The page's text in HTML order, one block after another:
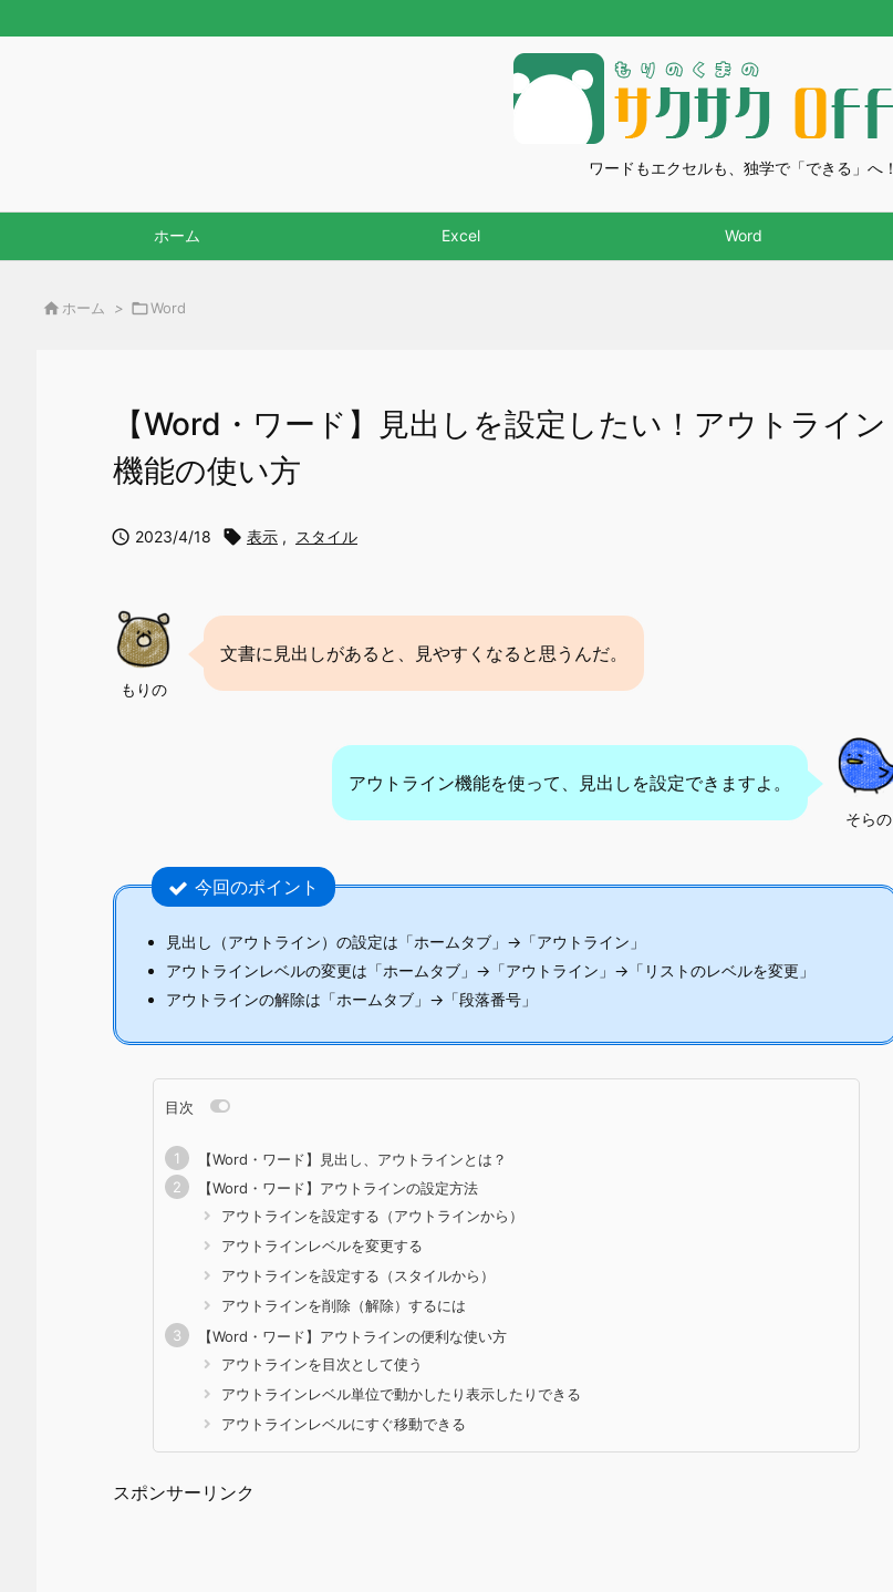
ワードもエクセルも、独学で「できる」へ！
ホーム Excel Word
 ホーム > Word
【Word・ワード】見出しを設定したい！アウトライン
機能の使い方
 2023/4/18  表示 , スタイル
もりの
文書に見出しがあると、見やすくなると思うんだ。
そらの
アウトライン機能を使って、見出しを設定できますよ。
今回のポイント
見出し（アウトライン）の設定は「ホームタブ」→「アウトライン」
アウトラインレベルの変更は「ホームタブ」→「アウトライン」→「リストのレベルを変更」
アウトラインの解除は「ホームタブ」→「段落番号」
目次
【Word・ワード】見出し、アウトラインとは？
【Word・ワード】アウトラインの設定方法
アウトラインを設定する（アウトラインから）
アウトラインレベルを変更する
アウトラインを設定する（スタイルから）
アウトラインを削除（解除）するには
【Word・ワード】アウトラインの便利な使い方
アウトラインを目次として使う
アウトラインレベル単位で動かしたり表示したりできる
アウトラインレベルにすぐ移動できる
スポンサーリンク